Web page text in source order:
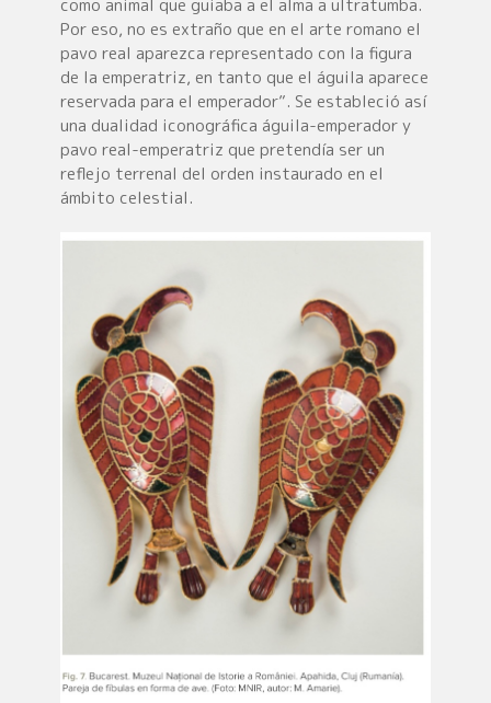
como animal que guiaba a el alma a ultratumba.
Por eso, no es extraño que en el arte romano el
pavo real aparezca representado con la figura
de la emperatriz, en tanto que el águila aparece
reservada para el emperador”. Se estableció así
una dualidad iconográfica águila-emperador y
pavo real-emperatriz que pretendía ser un
reflejo terrenal del orden instaurado en el
ámbito celestial.